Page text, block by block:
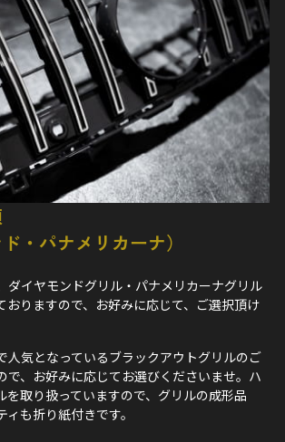
・パナメリカーナ）
ダイヤモンドグリル・パナメリカーナグリル
おりますので、お好みに応じて、ご選択頂け
人気となっているブラックアウトグリルのご
で、お好みに応じてお選びくださいませ。ハ
を取り扱っていますので、グリルの成形品
も折り紙付きです。